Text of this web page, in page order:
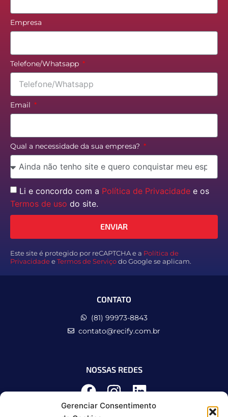
Gerenciar Consentimento
Empresa
Telefone/Whatsapp
Email
Qual a necessidade da sua empresa?
Li e concordo com a Política de Privacidade e os
Termos de uso do site.
ENVIAR
Este site é protegido por reCAPTCHA e a Política de
Privacidade e Termos de Serviço do Google se aplicam.
CONTATO
(81) 99973-8843
contato@recify.com.br
NOSSAS REDES